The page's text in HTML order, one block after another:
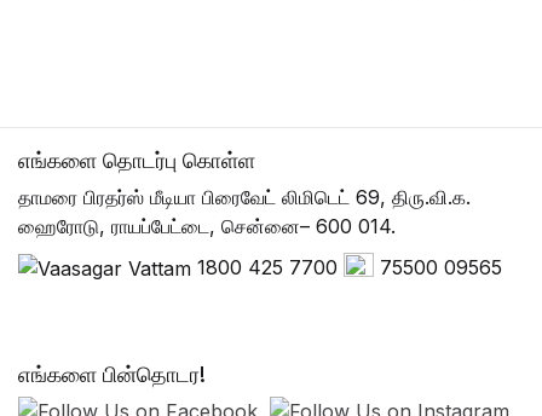
எங்களை தொடர்பு கொள்ள
தாமரை பிரதர்ஸ் மீடியா பிரைவேட் லிமிடெட் 69, திரு.வி.க.
ஹைரோடு, ராயப்பேட்டை, சென்னை– 600 014.
1800 425 7700
75500 09565
எங்களை பின்தொடர!